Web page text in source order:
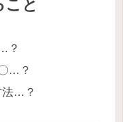
こと
？
…？
法…？